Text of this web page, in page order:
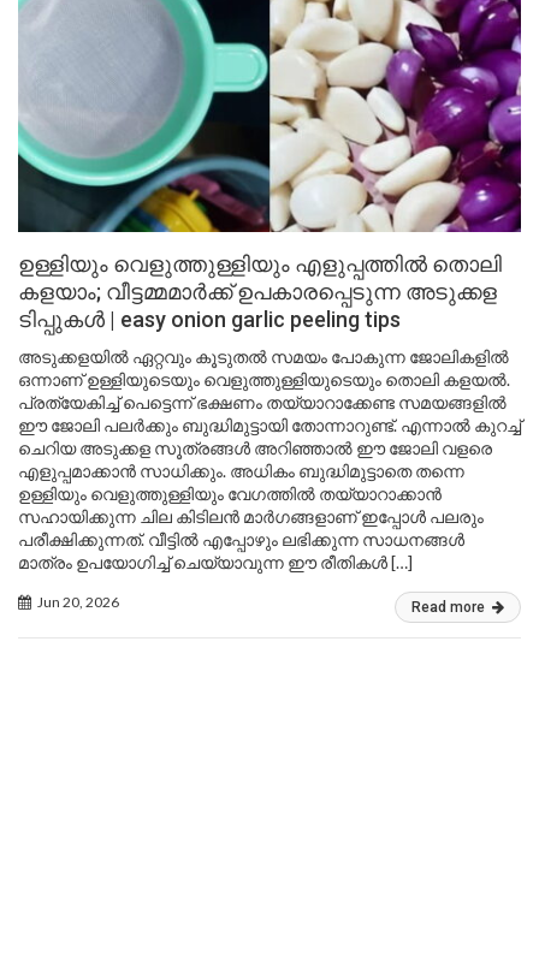
ഉള്ളിയും വെളുത്തുള്ളിയും എളുപ്പത്തിൽ തൊലി
കളയാം; വീട്ടമ്മമാർക്ക് ഉപകാരപ്പെടുന്ന അടുക്കള
ടിപ്പുകൾ | easy onion garlic peeling tips
അടുക്കളയിൽ ഏറ്റവും കൂടുതൽ സമയം പോകുന്ന ജോലികളിൽ
ഒന്നാണ് ഉള്ളിയുടെയും വെളുത്തുള്ളിയുടെയും തൊലി കളയൽ.
പ്രത്യേകിച്ച് പെട്ടെന്ന് ഭക്ഷണം തയ്യാറാക്കേണ്ട സമയങ്ങളിൽ
ഈ ജോലി പലർക്കും ബുദ്ധിമുട്ടായി തോന്നാറുണ്ട്. എന്നാൽ കുറച്ച്
ചെറിയ അടുക്കള സൂത്രങ്ങൾ അറിഞ്ഞാൽ ഈ ജോലി വളരെ
എളുപ്പമാക്കാൻ സാധിക്കും. അധികം ബുദ്ധിമുട്ടാതെ തന്നെ
ഉള്ളിയും വെളുത്തുള്ളിയും വേഗത്തിൽ തയ്യാറാക്കാൻ
സഹായിക്കുന്ന ചില കിടിലൻ മാർഗങ്ങളാണ് ഇപ്പോൾ പലരും
പരീക്ഷിക്കുന്നത്. വീട്ടിൽ എപ്പോഴും ലഭിക്കുന്ന സാധനങ്ങൾ
മാത്രം ഉപയോഗിച്ച് ചെയ്യാവുന്ന ഈ രീതികൾ […]
Jun 20, 2026 Read more